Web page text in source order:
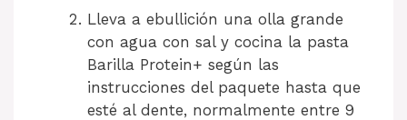
Lleva a ebullición una olla grande
con agua con sal y cocina la pasta
Barilla Protein+ según las
instrucciones del paquete hasta que
esté al dente, normalmente entre 9